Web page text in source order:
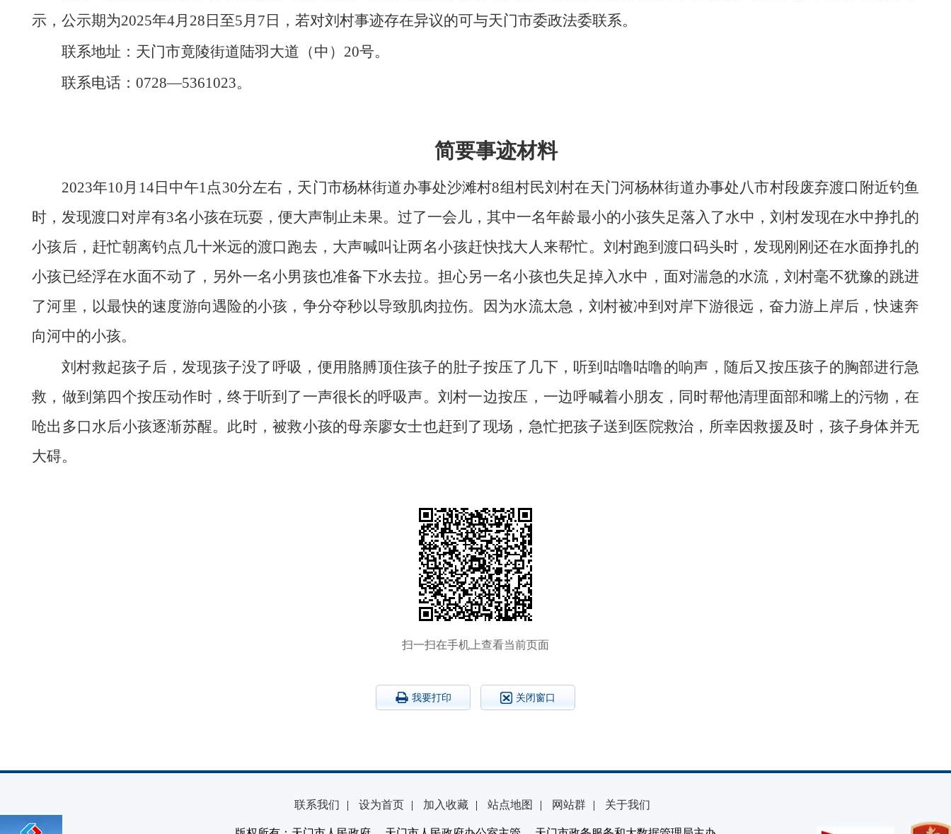
示，公示期为2025年4月28日至5月7日，若对刘村事迹存在异议的可与天门市委政法委联系。
联系地址：天门市竟陵街道陆羽大道（中）20号。
联系电话：0728—5361023。
简要事迹材料
2023年10月14日中午1点30分左右，天门市杨林街道办事处沙滩村8组村民刘村在天门河杨林街道办事处八市村段废弃渡口附近钓鱼
时，发现渡口对岸有3名小孩在玩耍，便大声制止未果。过了一会儿，其中一名年龄最小的小孩失足落入了水中，刘村发现在水中挣扎的
小孩后，赶忙朝离钓点几十米远的渡口跑去，大声喊叫让两名小孩赶快找大人来帮忙。刘村跑到渡口码头时，发现刚刚还在水面挣扎的
小孩已经浮在水面不动了，另外一名小男孩也准备下水去拉。担心另一名小孩也失足掉入水中，面对湍急的水流，刘村毫不犹豫的跳进
了河里，以最快的速度游向遇险的小孩，争分夺秒以导致肌肉拉伤。因为水流太急，刘村被冲到对岸下游很远，奋力游上岸后，快速奔
向河中的小孩。
刘村救起孩子后，发现孩子没了呼吸，便用胳膊顶住孩子的肚子按压了几下，听到咕噜咕噜的响声，随后又按压孩子的胸部进行急
救，做到第四个按压动作时，终于听到了一声很长的呼吸声。刘村一边按压，一边呼喊着小朋友，同时帮他清理面部和嘴上的污物，在
呛出多口水后小孩逐渐苏醒。此时，被救小孩的母亲廖女士也赶到了现场，急忙把孩子送到医院救治，所幸因救援及时，孩子身体并无
大碍。
扫一扫在手机上查看当前页面
我要打印 关闭窗口
联系我们 | 设为首页 | 加入收藏 | 站点地图 | 网站群 | 关于我们